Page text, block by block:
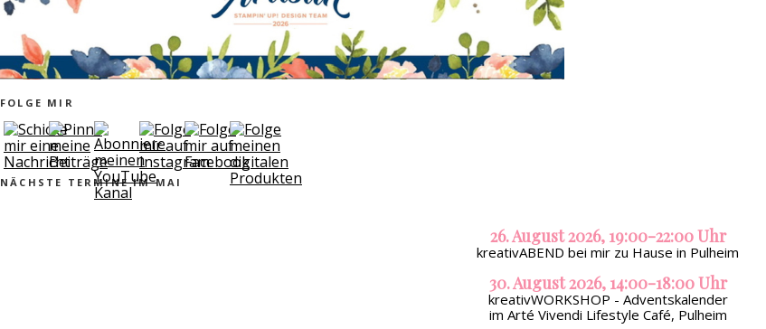
FOLGE MIR
NÄCHSTE TERMINE IM MAI
26. August 2026, 19:00-22:00 Uhr
kreativABEND bei mir zu Hause in Pulheim
30. August 2026, 14:00-18:00 Uhr
kreativWORKSHOP - Adventskalender
im Arté Vivendi Lifestyle Café, Pulheim